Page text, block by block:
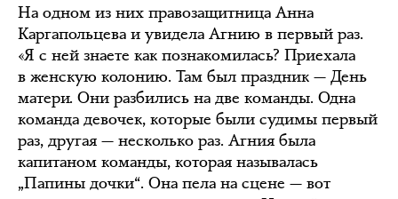
На одном из них правозащитница Анна
Каргапольцева и увидела Агнию в первый раз.
«Я с ней знаете как познакомилась? Приехала
в женскую колонию. Там был праздник — День
матери. Они разбились на две команды. Одна
команда девочек, которые были судимы первый
раз, другая — несколько раз. Агния была
капитаном команды, которая называлась
„Папины дочки“. Она пела на сцене — вот